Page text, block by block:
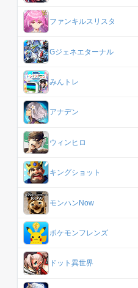
ファンキルスリスタ
Gジェネエターナル
みんトレ
アナデン
ウィンヒロ
キングショット
モンハンNow
ポケモンフレンズ
ドット異世界